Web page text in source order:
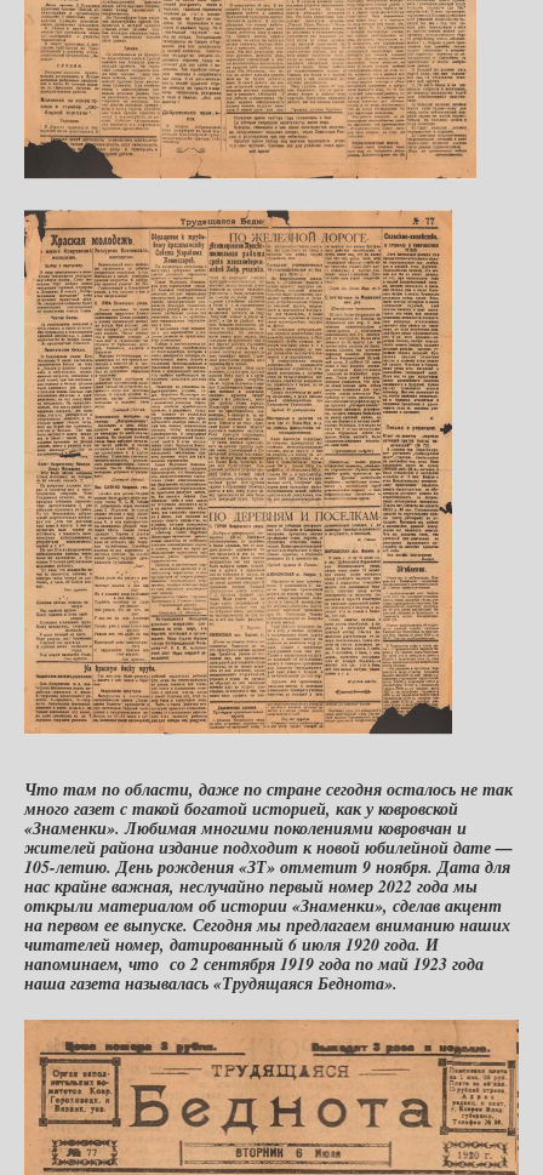
Что там по области, даже по стране сегодня осталось не так
много газет с такой богатой историей, как у ковровской
«Знаменки». Любимая многими поколениями ковровчан и
жителей района издание подходит к новой юбилейной дате —
105-летию. День рождения «ЗТ» отметит 9 ноября. Дата для
нас крайне важная, неслучайно первый номер 2022 года мы
открыли материалом об истории «Знаменки», сделав акцент
на первом ее выпуске. Сегодня мы предлагаем вниманию наших
читателей номер, датированный 6 июля 1920 года. И
напоминаем, что со 2 сентября 1919 года по май 1923 года
наша газета называлась «Трудящаяся Беднота».